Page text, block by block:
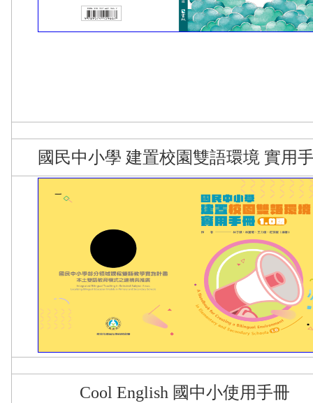
國民中小學 建置校園雙語環境 實用
Cool English 國中小使用手冊